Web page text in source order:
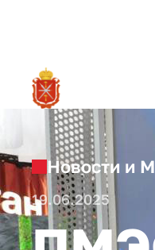
Новости и
19.06.2025